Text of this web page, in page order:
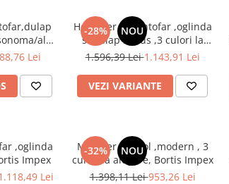
alb
Lei
-28% NOU
Hol/cuier si pantofar ,oglinda
si dulap inclus ,3 culori la
alegere,Bortis Impex
1.596,39 Lei1.143,91 Lei
VEZI VARIANTE
,oglinda
Impex
Lei
-32% NOU
Mobilier set hol ,modern , 3
culori la alegere, Bortis Impex
1.398,11 Lei953,26 Lei